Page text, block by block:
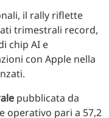
il rally riflette
trimestrali record,
chip AI e
con Apple nella
pubblicata da
operativo pari a 57,2